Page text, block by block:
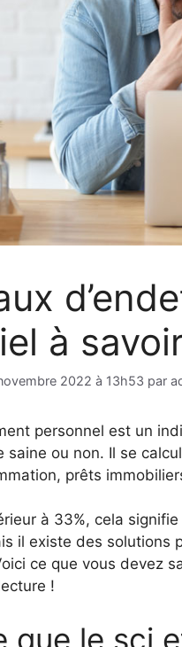
à
2022 à 13h53 par
personnel est un
saine ou non. Il se
prêts
à 33%, cela
il existe des solutions
ce que vous devez
!
que le sci